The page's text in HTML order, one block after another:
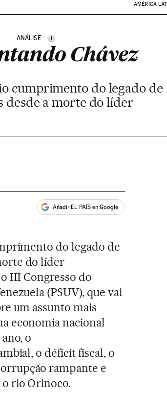
AMÉRICA
ANÁLISE i
Chávez
cumprimento do legado de
desde a morte do líder
Añadir EL PAÍS en Google
do legado de
do líder
III Congresso do
(PSUV), que vai
um assunto mais
economia nacional
o
o déficit fiscal, o
rampante e
rio Orinoco.